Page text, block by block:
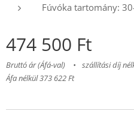
Fúvóka tartomány:
474 500 Ft
Bruttó ár (Áfá-val)
szállítási díj
Áfa nélkül 373 622 Ft